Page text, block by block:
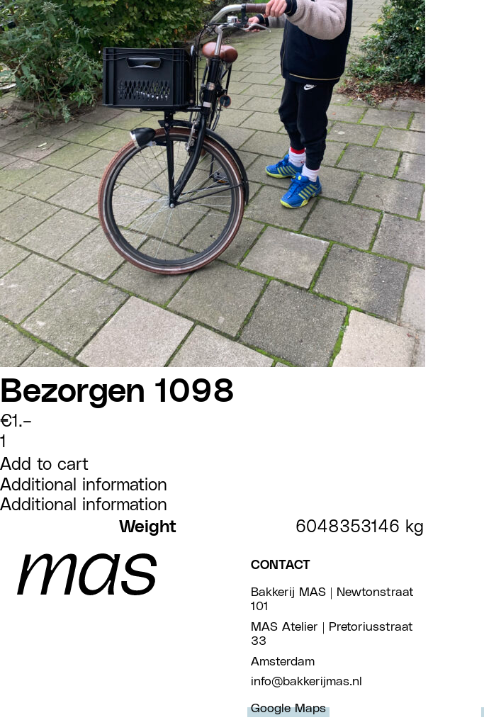
Bezorgen 1098
€1.–
Bezorgen
Add to cart
Additional information
Additional information
Weight
6048353146 kg
CONTACT
Bakkerij MAS | Newtonstraat
101
MAS Atelier | Pretoriusstraat
33
Amsterdam
info@bakkerijmas.nl
Google Maps